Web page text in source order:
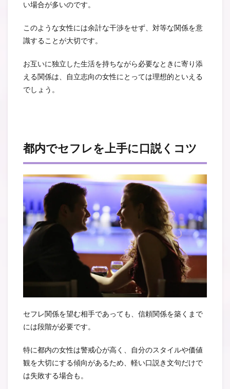
い場合が多いのです。
このような女性には余計な干渉をせず、対等な関係を意
識することが大切です。
お互いに独立した生活を持ちながら必要なときに寄り添
える関係は、自立志向の女性にとっては理想的といえる
でしょう。
都内でセフレを上手に口説くコツ
セフレ関係を望む相手であっても、信頼関係を築くまで
には段階が必要です。
特に都内の女性は警戒心が高く、自分のスタイルや価値
観を大切にする傾向があるため、軽い口説き文句だけで
は失敗する場合も。